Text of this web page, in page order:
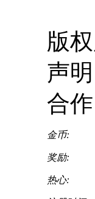
版
声
合
金币:
奖励:
热心: